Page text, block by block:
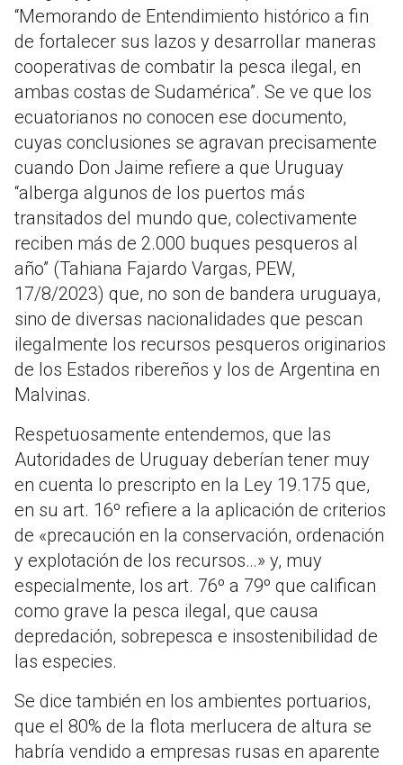
“Memorando de Entendimiento histórico a fin
de fortalecer sus lazos y desarrollar maneras
cooperativas de combatir la pesca ilegal, en
ambas costas de Sudamérica”. Se ve que los
ecuatorianos no conocen ese documento,
cuyas conclusiones se agravan precisamente
cuando Don Jaime refiere a que Uruguay
“alberga algunos de los puertos más
transitados del mundo que, colectivamente
reciben más de 2.000 buques pesqueros al
año” (Tahiana Fajardo Vargas, PEW,
17/8/2023) que, no son de bandera uruguaya,
sino de diversas nacionalidades que pescan
ilegalmente los recursos pesqueros originarios
de los Estados ribereños y los de Argentina en
Malvinas.
Respetuosamente entendemos, que las
Autoridades de Uruguay deberían tener muy
en cuenta lo prescripto en la Ley 19.175 que,
en su art. 16º refiere a la aplicación de criterios
de «precaución en la conservación, ordenación
y explotación de los recursos…» y, muy
especialmente, los art. 76º a 79º que califican
como grave la pesca ilegal, que causa
depredación, sobrepesca e insostenibilidad de
las especies.
Se dice también en los ambientes portuarios,
que el 80% de la flota merlucera de altura se
habría vendido a empresas rusas en aparente